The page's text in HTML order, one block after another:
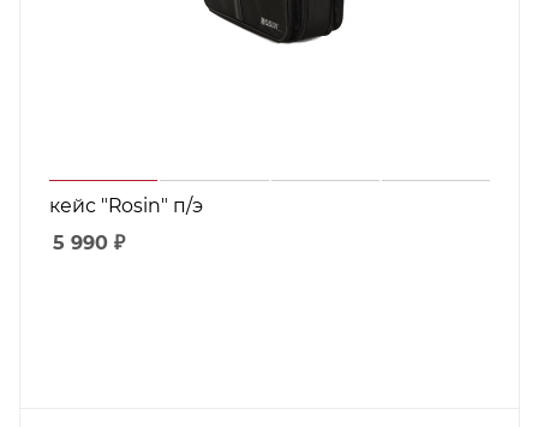
кейс "Rosin" п/э
5 990 ₽